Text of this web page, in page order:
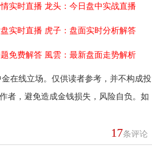
实时直播 龙头：今日盘中实战直播
实时直播 虎子：盘面实时分析解答
免费解答 風雲：最新盘面走势解析
在线立场。仅供读者参考，并不构成投
者，避免造成金钱损失，风险自负。如
17条评论